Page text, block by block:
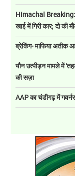
Himachal Breaking:
खाई में गिरी कार; दो की
ब्रेकिंग- माफिया अतीक
यौन उत्पीड़न मामले में
की सज़ा
AAP का चंडीगढ़ में